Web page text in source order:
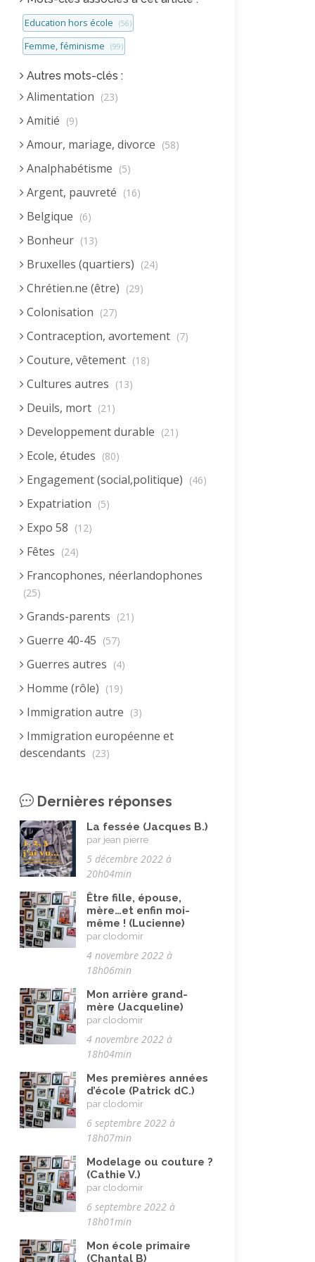
Education hors école (56)
Femme, féminisme (99)
Autres mots-clés :
Alimentation (23)
Amitié (9)
Amour, mariage, divorce (58)
Analphabétisme (5)
Argent, pauvreté (16)
Belgique (6)
Bonheur (13)
Bruxelles (quartiers) (24)
Chrétien.ne (être) (29)
Colonisation (27)
Contraception, avortement (7)
Couture, vêtement (18)
Cultures autres (13)
Deuils, mort (21)
Developpement durable (21)
Ecole, études (80)
Engagement (social,politique) (46)
Expatriation (5)
Expo 58 (12)
Fêtes (24)
Francophones, néerlandophones
(25)
Grands-parents (21)
Guerre 40-45 (57)
Guerres autres (4)
Homme (rôle) (19)
Immigration autre (3)
Immigration européenne et
descendants (23)
descendants
Immigration subsaharienne et
descendants (18)
Juif.ve (être) (10)
Loisirs, jeux (34)
Mai 68 (8)
Maladie, handicap (23)
Musulman.e (être) (7)
Nature, animaux (23)
Pandémie Covid 19 (4)
Parents (être) (19)
Racisme (10)
Religion, valeurs et éthique (33)
Rencontres interculturelles
Rêves (12)
Solidarité (24)
Technologie (évolution) (24)
Dernières réponses
La fessée (Jacques B.)
par jean pierre
5 décembre 2022 à
20h04min
Être fille, épouse,
mère…et enfin moi-
même ! (Lucienne)
par clodomir
4 novembre 2022 à
18h06min
Mon arrière grand-
mère (Jacqueline)
par clodomir
4 novembre 2022 à
18h04min
Mes premières années
d’école (Patrick dC.)
par clodomir
6 septembre 2022 à
18h07min
Modelage ou couture ?
(Cathie V.)
par clodomir
6 septembre 2022 à
18h01min
Mon école primaire
(Chantal B)